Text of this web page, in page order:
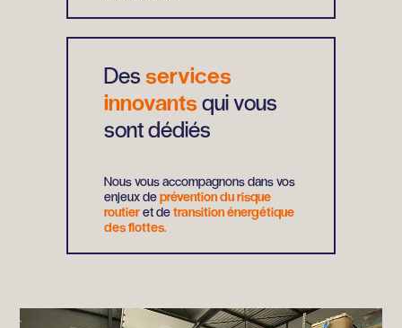
Des services
innovantsqui vous
sont dédiés
Nous vous accompagnons dans vos
enjeux deprévention du risque
routieret detransition énergétique
des flottes.